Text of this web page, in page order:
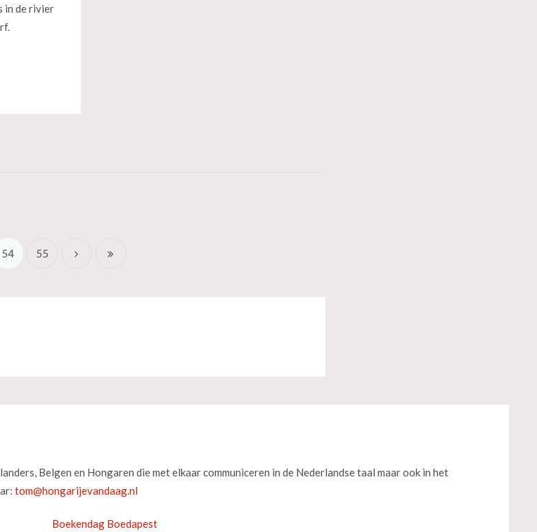
in de rivier
54 55
Belgen en Hongaren die met elkaar communiceren in de Nederlandse taal maar ook in het
Boekendag Boedapest